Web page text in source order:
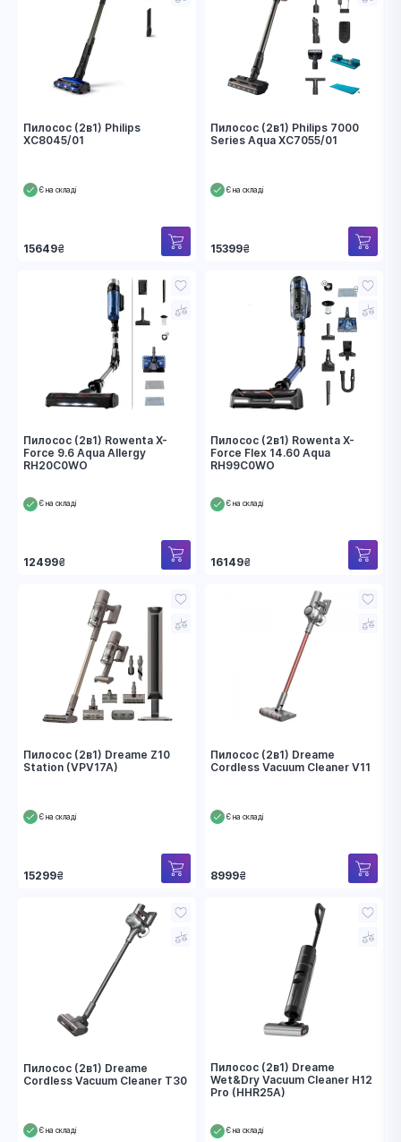
Пилосос (2в1) Philips
XC8045/01
Є на складі
15649₴
Пилосос (2в1) Philips 7000
Series Aqua XC7055/01
Є на складі
15399₴
Пилосос (2в1) Rowenta X-
Force 9.6 Aqua Allergy
RH20C0WO
Є на складі
12499₴
Пилосос (2в1) Rowenta X-
Force Flex 14.60 Aqua
RH99C0WO
Є на складі
16149₴
Пилосос (2в1) Dreame Z10
Station (VPV17A)
Є на складі
15299₴
Пилосос (2в1) Dreame
Cordless Vacuum Cleaner V11
Є на складі
8999₴
Пилосос (2в1) Dreame
Cordless Vacuum Cleaner T30
Є на складі
Пилосос (2в1) Dreame
Wet&Dry Vacuum Cleaner H12
Pro (HHR25A)
Є на складі